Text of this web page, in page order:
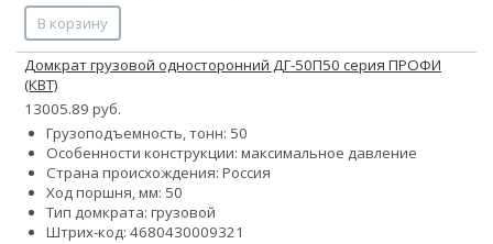
В корзину
Домкрат грузовой односторонний ДГ-50П50 серия ПРОФИ
(КВТ)
13005.89 руб.
Грузоподъемность, тонн: 50
Особенности конструкции: максимальное давление
Страна происхождения: Россия
Ход поршня, мм: 50
Тип домкрата: грузовой
Штрих-код: 4680430009321